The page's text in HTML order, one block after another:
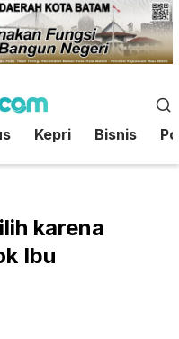
Kepri Bisnis
karena
Ibu